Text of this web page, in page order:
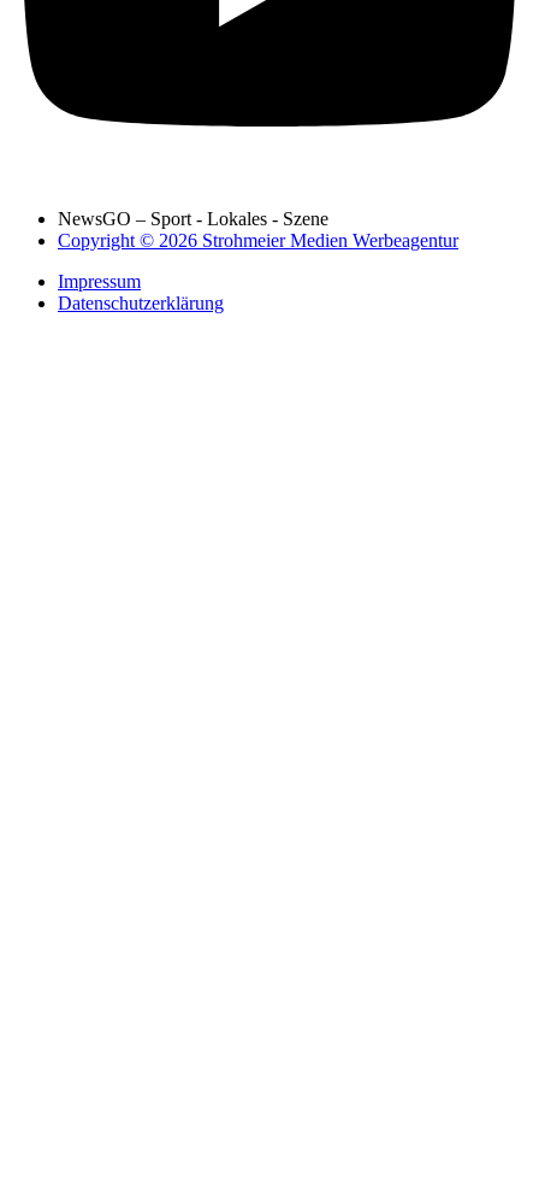
NewsGO – Sport - Lokales - Szene
Copyright © 2026 Strohmeier Medien Werbeagentur
Impressum
Datenschutzerklärung